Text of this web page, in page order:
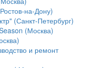
на-Дону)
(Санкт-Петербург)
(Москва)
и ремонт